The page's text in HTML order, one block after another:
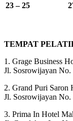
23 – 25
TEMPAT
1. Grage Business
Jl. Sosrowijayan
2. Grand Puri Saron
Jl. Sosrowijayan
3. Prima In Hotel